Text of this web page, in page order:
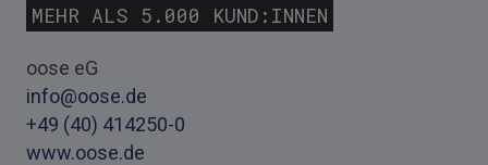
MEHR ALS 5.000 KUND:INNEN
oose eG
info@oose.de
+49 (40) 414250-0
www.oose.de